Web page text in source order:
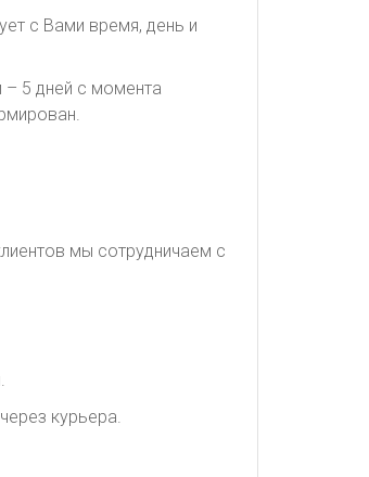
с Вами время, день и
– 5 дней с момента
мы сотрудничаем с
курьера.